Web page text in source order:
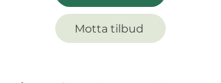
Motta tilbud